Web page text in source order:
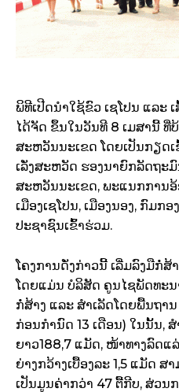
ພິທີເປີດນຳໃຊ້ຂົວ ເຊໂປນ ແລະ
ໄດ້ຈັດ ຂຶ້ນໃນວັນທີ 8 ເມສານີ້ ທີ່
ສະຫວັນນະເຂດ ໂດຍເປັນກຽດ
ເລັ່ງສະຫວັດ ຮອງນາຍົກລັດຖະ
ສະຫວັນນະເຂດ, ພະແນກການ
ເມືອງເຊໂປນ, ເມືອງນອງ, ກົມກ
ປະຊາຊົນເຂົ້າຮ່ວມ.
ໂຄງການດັ່ງກ່າວນີ້ ເລີ່ມລົງມືກໍ່ສ້
ໂດຍແມ່ນ ບໍລິສັດ ຄູນໄຊພັດທະ
ກໍ່ສ້າງ ແລະ ສຳເລັດໂດຍພື້ນຖາ
ກ່ອນກຳນົດ 13 ເດືອນ) ໃນນັ້ນ,
ຍາວ188,7 ແມັດ, ໜ້າທາງລົດແ
ຍ່າງກວ້າງເບື້ອງລະ 1,5 ແມັດ
ເປັນມູນຄ່າກວ່າ 47 ຕື້ກີບ, ສ່ວນ